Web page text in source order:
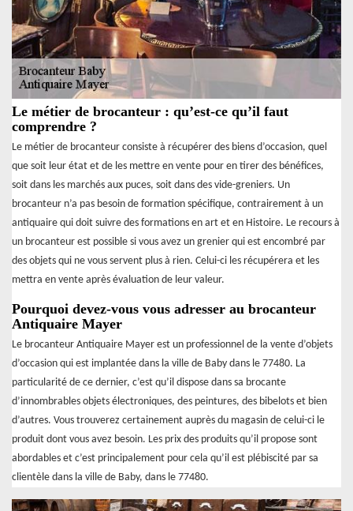
Le métier de brocanteur : qu’est-ce qu’il faut
comprendre ?
Le métier de brocanteur consiste à récupérer des biens d’occasion, quel
que soit leur état et de les mettre en vente pour en tirer des bénéfices,
soit dans les marchés aux puces, soit dans des vide-greniers. Un
brocanteur n’a pas besoin de formation spécifique, contrairement à un
antiquaire qui doit suivre des formations en art et en Histoire. Le recours à
un brocanteur est possible si vous avez un grenier qui est encombré par
des objets qui ne vous servent plus à rien. Celui-ci les récupérera et les
mettra en vente après évaluation de leur valeur.
Pourquoi devez-vous vous adresser au brocanteur
Antiquaire Mayer
Le brocanteur Antiquaire Mayer est un professionnel de la vente d’objets
d’occasion qui est implantée dans la ville de Baby dans le 77480. La
particularité de ce dernier, c’est qu’il dispose dans sa brocante
d’innombrables objets électroniques, des peintures, des bibelots et bien
d’autres. Vous trouverez certainement auprès du magasin de celui-ci le
produit dont vous avez besoin. Les prix des produits qu’il propose sont
abordables et c’est principalement pour cela qu’il est plébiscité par sa
clientèle dans la ville de Baby, dans le 77480.